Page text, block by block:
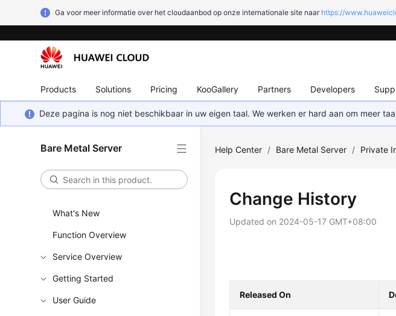
Ga voor meer informatie over het cloudaanbod op onze internationale site naar https://
Products Solutions Pricing KooGallery Partners Developers
Deze pagina is nog niet beschikbaar in uw eigen taal. We werken er hard aan om meer
Bare Metal Server
What's New
Function Overview
Service Overview
Getting Started
User Guide
Help Center / Bare Metal Server / Private
Change History
Updated on 2024-05-17 GMT+08:00
Released On